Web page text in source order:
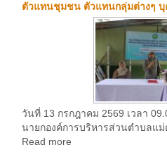
ตัวแทนชุมชน ตัวแทนกลุ่มต่างๆ บุ
วันที่ 13 กรกฎาคม 2569 เวลา
นายกองค์การบริหารส่วนตำบลแม่
Read more